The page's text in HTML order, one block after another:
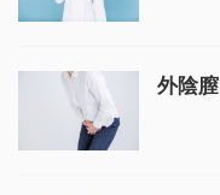
外陰